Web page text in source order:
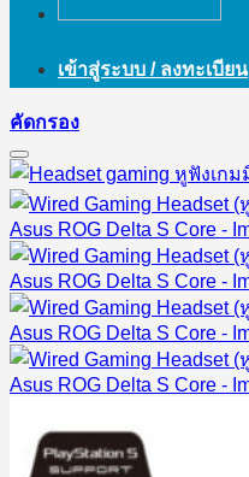
เข้าสู่ระบบ / ลงทะเบียน
คัดกรอง